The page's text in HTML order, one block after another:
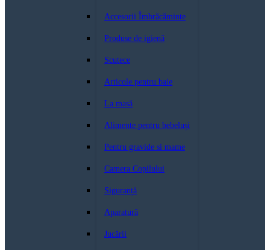
Accesorii Îmbrăcăminte
Produse de igienă
Scutece
Articole pentru baie
La masă
Alimente pentru bebeluși
Pentru gravide si mame
Camera Copilului
Siguranță
Aparatură
Jucării